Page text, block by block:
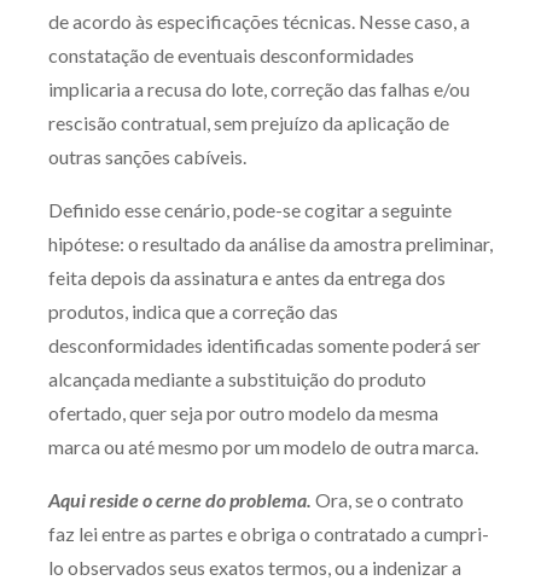
de acordo às especificações técnicas. Nesse caso, a
constatação de eventuais desconformidades
implicaria a recusa do lote, correção das falhas e/ou
rescisão contratual, sem prejuízo da aplicação de
outras sanções cabíveis.
Definido esse cenário, pode-se cogitar a seguinte
hipótese: o resultado da análise da amostra preliminar,
feita depois da assinatura e antes da entrega dos
produtos, indica que a correção das
desconformidades identificadas somente poderá ser
alcançada mediante a substituição do produto
ofertado, quer seja por outro modelo da mesma
marca ou até mesmo por um modelo de outra marca.
Aqui reside o cerne do problema. Ora, se o contrato
faz lei entre as partes e obriga o contratado a cumpri-
lo observados seus exatos termos, ou a indenizar a